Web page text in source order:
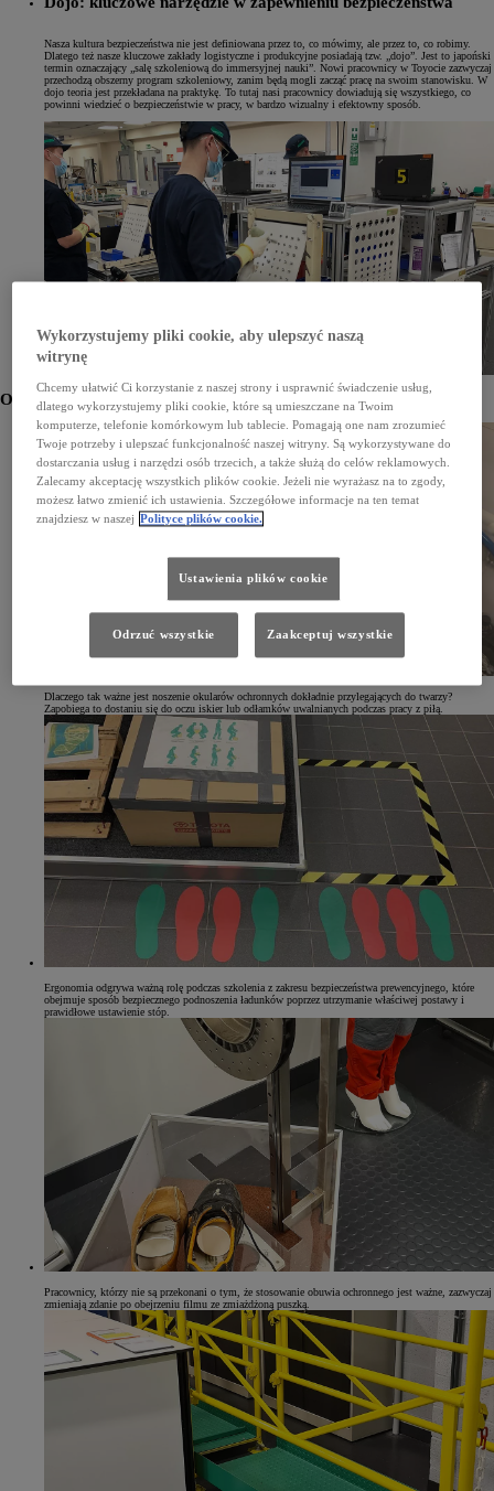
Nasza kultura bezpieczeństwa nie jest definiowana przez to, co mówimy, ale przez to, co robimy.
Dlatego też nasze kluczowe zakłady logistyczne i produkcyjne posiadają tzw. „dojo”. Jest to japoński
termin oznaczający „salę szkoleniową do immersyjnej nauki”. Nowi pracownicy w Toyocie zazwyczaj
przechodzą obszerny program szkoleniowy, zanim będą mogli zacząć pracę na swoim stanowisku. W
dojo teoria jest przekładana na praktykę. To tutaj nasi pracownicy dowiadują się wszystkiego, co
powinni wiedzieć o bezpieczeństwie w pracy, w bardzo wizualny i efektowny sposób.
Obrazy z przestrzeni dojo
Dlaczego tak ważne jest noszenie okularów ochronnych dokładnie przylegających do twarzy?
Zapobiega to dostaniu się do oczu iskier lub odłamków uwalnianych podczas pracy z piłą.
Ergonomia odgrywa ważną rolę podczas szkolenia z zakresu bezpieczeństwa prewencyjnego, które
obejmuje sposób bezpiecznego podnoszenia ładunków poprzez utrzymanie właściwej postawy i
prawidłowe ustawienie stóp.
Pracownicy, którzy nie są przekonani o tym, że stosowanie obuwia ochronnego jest ważne, zazwyczaj
zmieniają zdanie po obejrzeniu filmu ze zmiażdżoną puszką.
Wykorzystujemy pliki cookie, aby ulepszyć naszą
witrynę
Chcemy ułatwić Ci korzystanie z naszej strony i usprawnić świadczenie usług,
dlatego wykorzystujemy pliki cookie, które są umieszczane na Twoim
komputerze, telefonie komórkowym lub tablecie. Pomagają one nam zrozumieć
Twoje potrzeby i ulepszać funkcjonalność naszej witryny. Są wykorzystywane do
dostarczania usług i narzędzi osób trzecich, a także służą do celów reklamowych.
Zalecamy akceptację wszystkich plików cookie. Jeżeli nie wyrażasz na to zgody,
możesz łatwo zmienić ich ustawienia. Szczegółowe informacje na ten temat
znajdziesz w naszej Polityce plików cookie.
Ustawienia plików cookie
Odrzuć wszystkie Zaakceptuj wszystkie